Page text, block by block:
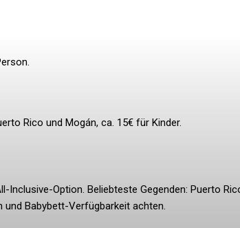
Rico und Mogán, ca. 15€ für Kinder.
Option. Beliebteste Gegenden: Puerto
und Babybett-Verfügbarkeit achten.